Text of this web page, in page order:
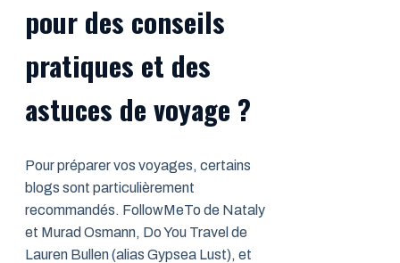
pour des conseils
pratiques et des
astuces de voyage ?
Pour préparer vos voyages, certains
blogs sont particulièrement
recommandés. FollowMeTo de Nataly
et Murad Osmann, Do You Travel de
Lauren Bullen (alias Gypsea Lust), et